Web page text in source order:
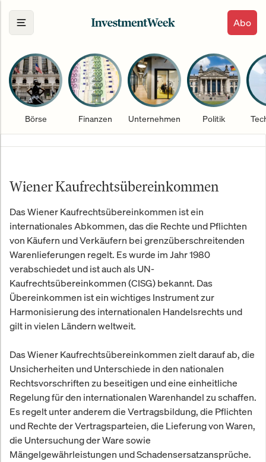
Abo
Börse Finanzen Unternehmen Politik
Wiener Kaufrechtsübereinkommen
Das Wiener Kaufrechtsübereinkommen ist ein
internationales Abkommen, das die Rechte und Pflichten
von Käufern und Verkäufern bei grenzüberschreitenden
Warenlieferungen regelt. Es wurde im Jahr 1980
verabschiedet und ist auch als UN-
Kaufrechtsübereinkommen (CISG) bekannt. Das
Übereinkommen ist ein wichtiges Instrument zur
Harmonisierung des internationalen Handelsrechts und
gilt in vielen Ländern weltweit.
Das Wiener Kaufrechtsübereinkommen zielt darauf ab, die
Unsicherheiten und Unterschiede in den nationalen
Rechtsvorschriften zu beseitigen und eine einheitliche
Regelung für den internationalen Warenhandel zu schaffen.
Es regelt unter anderem die Vertragsbildung, die Pflichten
und Rechte der Vertragsparteien, die Lieferung von Waren,
die Untersuchung der Ware sowie
Mängelgewährleistungen und Schadensersatzansprüche.